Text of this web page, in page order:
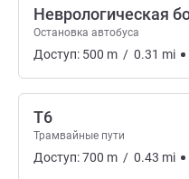
Неврологическая
Остановка автобуса
Доступ: 500 m / 0.31 mi
T6
Трамвайные пути
Доступ:700 m / 0.43 mi